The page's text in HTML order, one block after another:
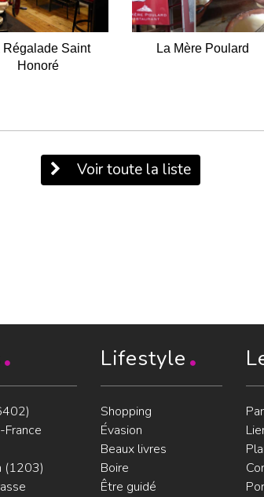
Régalade Saint
Honoré
La Mère Poulard
Voir toute la liste
(1203)
Lifestyle
Shopping
Évasion
Beaux livres
Boire
Être guidé